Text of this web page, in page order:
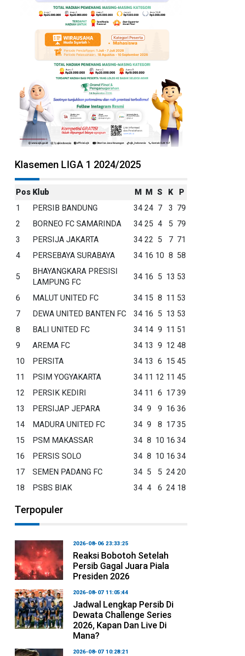
Klasemen LIGA 1 2024/2025
Pos Klub M M S K
P
1
PERSIB BANDUNG 34 24 7 3 79
2
BORNEO FC SAMARINDA 34 25 4 5 79
3
PERSIJA JAKARTA 34 22 5 7 71
4
PERSEBAYA SURABAYA 34 16 10 8 58
5
BHAYANGKARA PRESISI
LAMPUNG FC
34 16 5 13 53
6 MALUT UNITED FC 34 15 8 11 53
7
DEWA UNITED BANTEN FC 34 16 5 13 53
8
BALI UNITED FC 34 14 9 11 51
9
AREMA FC 34 13 9 12 48
10
PERSITA 34 13 6 15 45
11
PSIM YOGYAKARTA 34 11 12 11 45
12
PERSIK KEDIRI 34 11 6 17 39
13
PERSIJAP JEPARA 34 9 9 16 36
14
MADURA UNITED FC 34 9 8 17 35
15
PSM MAKASSAR 34 8 10 16 34
16
PERSIS SOLO 34 8 10 16 34
17
SEMEN PADANG FC 34 5 5 24 20
18
PSBS BIAK 34 4 6 24 18
Terpopuler
2026-08-06 23:33:25
Reaksi Bobotoh Setelah
Persib Gagal Juara Piala
Presiden 2026
2026-08-07 11:05:44
Jadwal Lengkap Persib Di
Dewata Challenge Series
2026, Kapan Dan Live Di
Mana?
2026-08-07 10:28:21